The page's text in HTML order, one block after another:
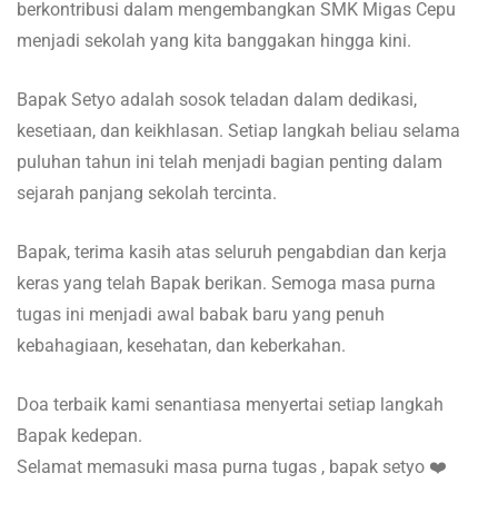
berkontribusi dalam mengembangkan SMK Migas Cepu
menjadi sekolah yang kita banggakan hingga kini.
Bapak Setyo adalah sosok teladan dalam dedikasi,
kesetiaan, dan keikhlasan. Setiap langkah beliau selama
puluhan tahun ini telah menjadi bagian penting dalam
sejarah panjang sekolah tercinta.
Bapak, terima kasih atas seluruh pengabdian dan kerja
keras yang telah Bapak berikan. Semoga masa purna
tugas ini menjadi awal babak baru yang penuh
kebahagiaan, kesehatan, dan keberkahan.
Doa terbaik kami senantiasa menyertai setiap langkah
Bapak kedepan.
Selamat memasuki masa purna tugas , bapak setyo ❤️